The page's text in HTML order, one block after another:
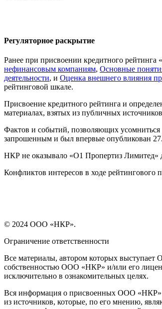
Регуляторное раскрытие
Ранее при присвоении кредитного
нефинансовым компаниям, Основные
деятельности, и Оценка внешнего влияния
рейтинговой шкале.
Присвоение кредитного рейтинга и
материалах, взятых из публичных
Фактов и событий, позволяющих усомниться
запрошенным и был впервые опубликован
НКР не оказывало «О1 Пропертиз Лимитед»
Конфликтов интересов в ходе
© 2024 ООО «НКР».
Ограничение ответственности
Все материалы, автором которых
собственностью ООО «НКР» и/или его
исключительно в ознакомительных целях.
Вся информация о присвоенных ООО «НКР»
из источников, которые, по его мнению,